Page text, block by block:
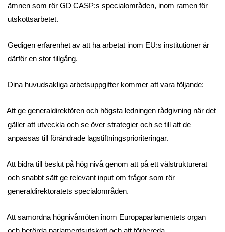
ämnen som rör GD CASP:s specialområden, inom ramen för
utskottsarbetet.
Gedigen erfarenhet av att ha arbetat inom EU:s institutioner är
därför en stor tillgång.
Dina huvudsakliga arbetsuppgifter kommer att vara följande:
Att ge generaldirektören och högsta ledningen rådgivning när det
gäller att utveckla och se över strategier och se till att de
anpassas till förändrade lagstiftningsprioriteringar.
Att bidra till beslut på hög nivå genom att på ett välstrukturerat
och snabbt sätt ge relevant input om frågor som rör
generaldirektoratets specialområden.
Att samordna högnivåmöten inom Europaparlamentets organ